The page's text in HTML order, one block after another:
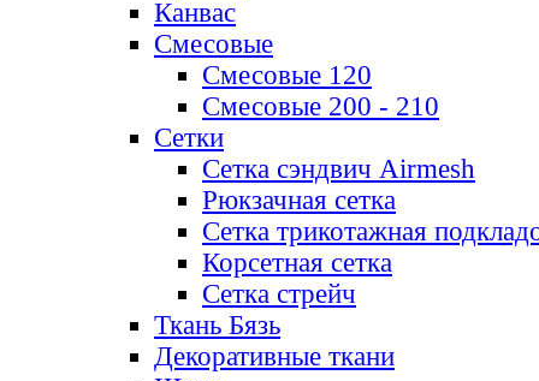
Канвас
Смесовые
Смесовые 120
Смесовые 200 - 210
Сетки
Сетка сэндвич Airmesh
Рюкзачная сетка
Сетка трикотажная
Корсетная сетка
Сетка стрейч
Ткань Бязь
Декоративные ткани